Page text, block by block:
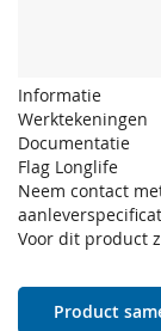
Informatie
Werktekeningen
Documentatie
Flag Longlife
Neem contact
Voor dit product
Product